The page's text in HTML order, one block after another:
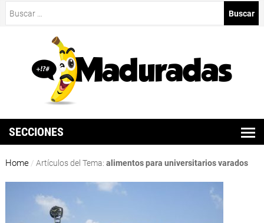
SECCIONES
Home / Artículos del Tema: alimentos para universitarios varados